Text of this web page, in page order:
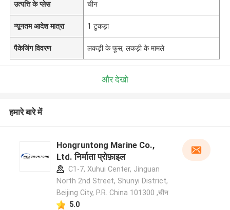
उत्पत्ति के प्लेस चीन
न्यूनतम आदेश मात्रा 1 टुकड़ा
पैकेजिंग विवरण लकड़ी के फूस, लकड़ी के मामले
और देखो
हमारे बारे में
Hongruntong Marine Co.,
Ltd. निर्माता प्रोफ़ाइल
C1-7, Xuhui Center, Jinguan
North 2nd Street, Shunyi District,
Beijing City, P.R. China 101300 ,चीन
5.0